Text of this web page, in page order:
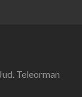
Teleorman